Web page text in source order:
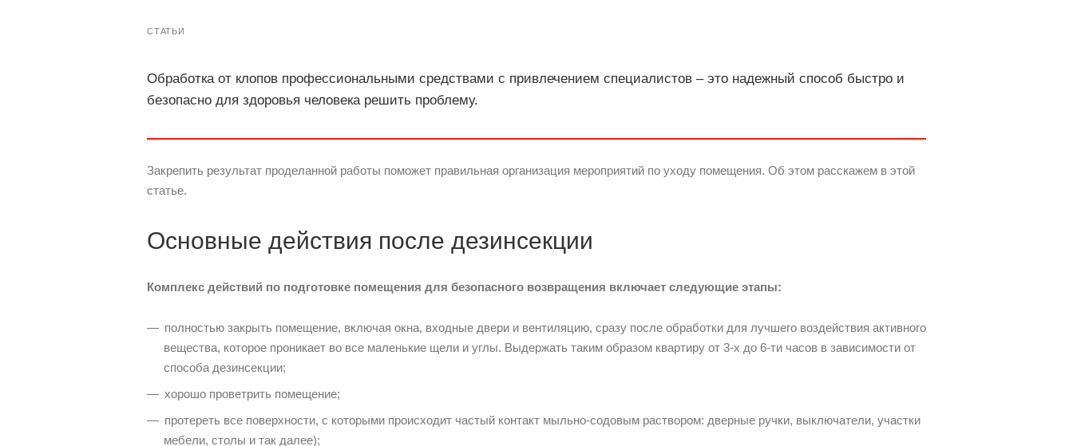
СТАТЬИ
Обработка от клопов профессиональными средствами с привлечением специалистов – это надежный способ быстро и
безопасно для здоровья человека решить проблему.
Закрепить результат проделанной работы поможет правильная организация мероприятий по уходу помещения. Об этом расскажем в этой
статье.
Основные действия после дезинсекции
Комплекс действий по подготовке помещения для безопасного возвращения включает следующие этапы:
полностью закрыть помещение, включая окна, входные двери и вентиляцию, сразу после обработки для лучшего воздействия активного
вещества, которое проникает во все маленькие щели и углы. Выдержать таким образом квартиру от 3-х до 6-ти часов в зависимости от
способа дезинсекции;
хорошо проветрить помещение;
протереть все поверхности, с которыми происходит частый контакт мыльно-содовым раствором: дверные ручки, выключатели, участки
мебели, столы и так далее);